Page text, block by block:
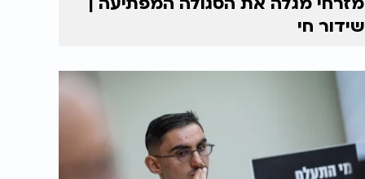
שידור חי